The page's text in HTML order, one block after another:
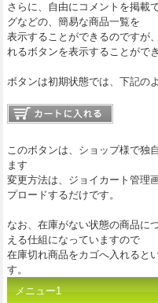
さらに、自由にコメントを掲載
グなどの、簡易な商品一覧を
表示することができるのですが
れるボタンを表示することができ
ボタンは初期状態では、下記の
このボタンは、ショップ様で独
ます
変更方法は、ジョイカート管理
プロードするだけです。
なお、在庫がない状態の商品に
える仕組になっていますので
在庫切れ商品をカゴへ入れると
す。
メニュー1